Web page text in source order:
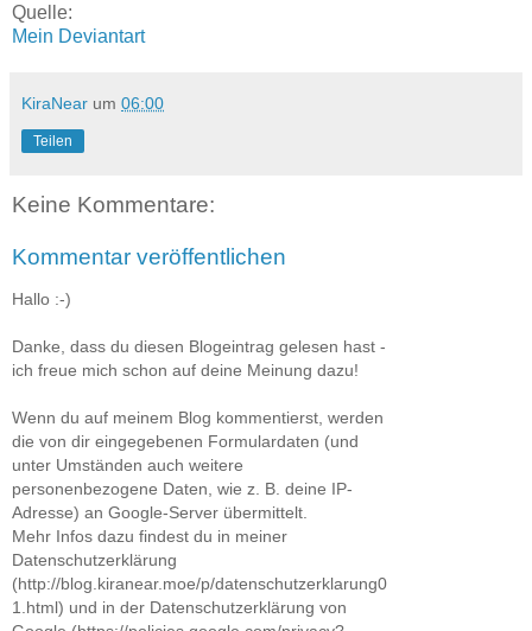
Quelle:
Mein Deviantart
KiraNear um 06:00
Teilen
Keine Kommentare:
Kommentar veröffentlichen
Hallo :-)
Danke, dass du diesen Blogeintrag gelesen hast -
ich freue mich schon auf deine Meinung dazu!
Wenn du auf meinem Blog kommentierst, werden
die von dir eingegebenen Formulardaten (und
unter Umständen auch weitere
personenbezogene Daten, wie z. B. deine IP-
Adresse) an Google-Server übermittelt.
Mehr Infos dazu findest du in meiner
Datenschutzerklärung
(http://blog.kiranear.moe/p/datenschutzerklarung0
1.html) und in der Datenschutzerklärung von